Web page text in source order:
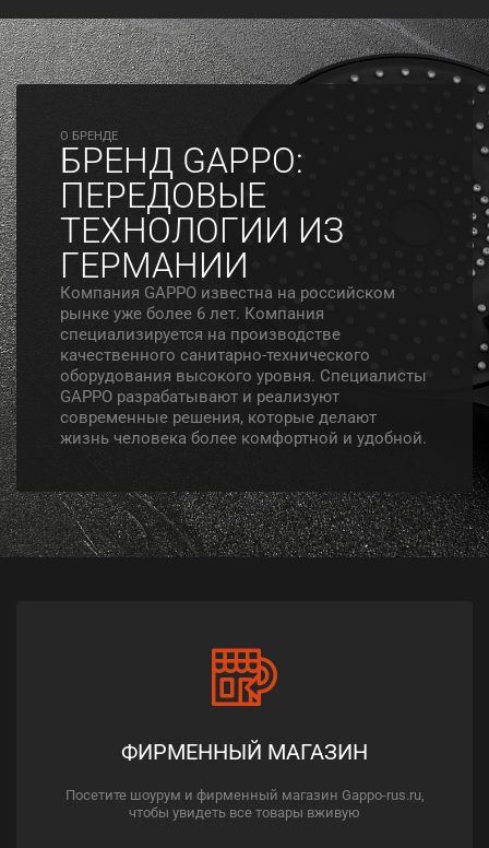
O БРЕНДЕ
БРЕНД GAPPO:
ПЕРЕДОВЫЕ
ТЕХНОЛОГИИ ИЗ
ГЕРМАНИИ
Компания GAPPO известна на российском
рынке уже более 6 лет. Компания
специализируется на производстве
качественного санитарно-технического
оборудования высокого уровня. Специалисты
GAPPO разрабатывают и реализуют
современные решения, которые делают
жизнь человека более комфортной и удобной.
ФИРМЕННЫЙ МАГАЗИН
Посетите шоурум и фирменный магазин Gappo-rus.ru,
чтобы увидеть все товары вживую